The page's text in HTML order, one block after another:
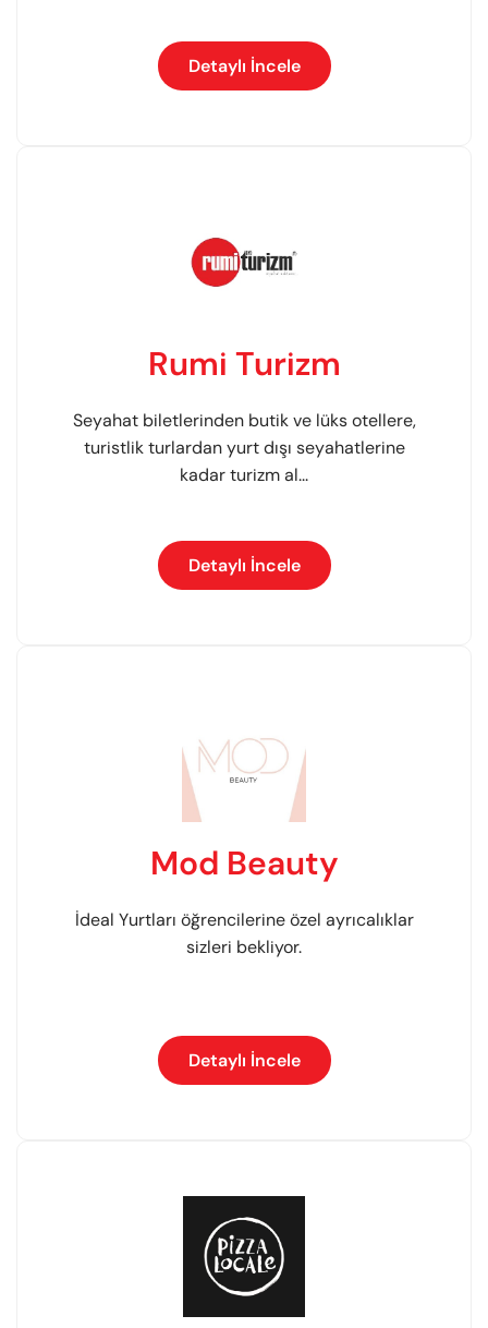
Detaylı İncele
Rumi Turizm
Seyahat biletlerinden butik ve lüks otellere,
turistlik turlardan yurt dışı seyahatlerine
kadar turizm al...
Detaylı İncele
Mod Beauty
İdeal Yurtları öğrencilerine özel ayrıcalıklar
sizleri bekliyor.
Detaylı İncele